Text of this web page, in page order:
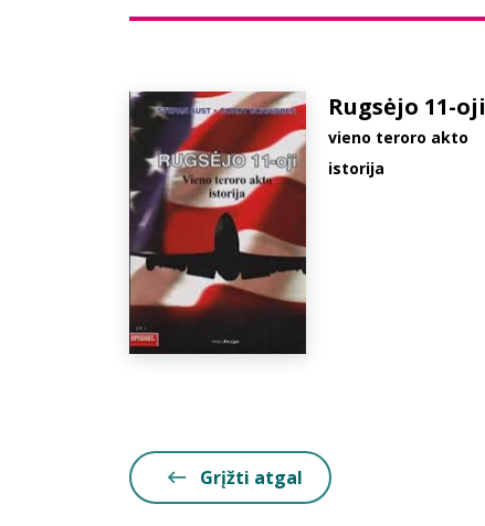
Rugsėjo 11-oji
vieno teroro akto
istorija
Grįžti atgal